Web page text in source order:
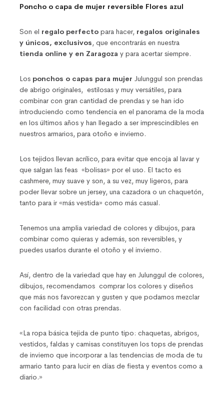
Poncho o capa de mujer reversible Flores azul
Son el regalo perfecto para hacer, regalos originales
y únicos, exclusivos, que encontrarás en nuestra
tienda online y en Zaragozay para acertar siempre.
Los ponchos o capas para mujer Julunggul son prendas
de abrigo originales, estilosas y muy versátiles, para
combinar con gran cantidad de prendas y se han ido
introduciendo como tendencia en el panorama de la moda
en los últimos años y han llegado a ser imprescindibles en
nuestros armarios, para otoño e invierno.
Los tejidos llevan acrílico, para evitar que encoja al lavar y
que salgan las feas «bolisas» por el uso. El tacto es
cashmere, muy suave y son, a su vez, muy ligeros, para
poder llevar sobre un jersey, una cazadora o un chaquetón,
tanto para ir «más vestida» como más casual.
Tenemos una amplia variedad de colores y dibujos, para
combinar como quieras y además, son reversibles, y
puedes usarlos durante el otoño y el invierno.
Así, dentro de la variedad que hay en Julunggul de colores,
dibujos, recomendamos comprar los colores y diseños
que más nos favorezcan y gusten y que podamos mezclar
con facilidad con otras prendas.
«La ropa básica tejida de punto tipo: chaquetas, abrigos,
vestidos, faldas y camisas constituyen los tops de prendas
de invierno que incorporar a las tendencias de moda de tu
armario tanto para lucir en días de fiesta y eventos como a
diario.»